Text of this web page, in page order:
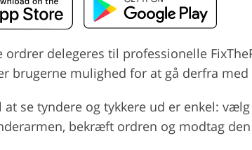
delegeres til professionelle
brugerne mulighed for at gå derfra
se tyndere og tykkere ud er enkel:
bekræft ordren og modtag